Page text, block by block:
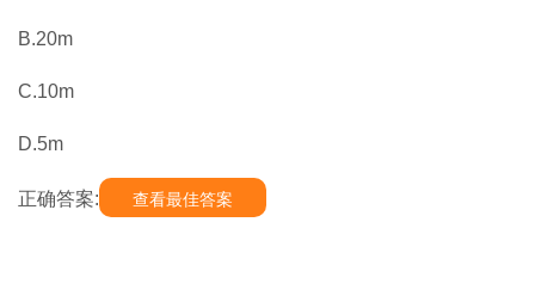
B.20m
C.10m
D.5m
正确答案: 查看最佳答案